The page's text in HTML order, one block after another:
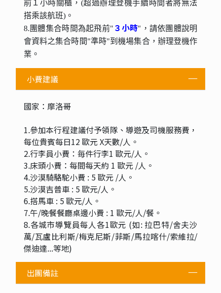
前１小時關櫃，(超過辦理登機手續時間者將無法
搭乘該航班)。
8.團體集合時間為起飛前" ３小時"，請依團體說明
會資料之集合時間"準時"到機場集合，辦理登機作
業。
小費建議
國家：摩洛哥
1.參加本行程建議付予領隊、導遊及司機服務費，
每位貴賓每日12 歐元 X天數/人。
2.行李員小費：毎件行李1 歐元/人。
3.床頭小費：每間每天約 1 歐元 /人。
4.沙漠騎駱駝小費 : 5 歐元 /人。
5.沙漠吉普車 : 5 歐元/人。
6.搭馬車 : 5 歐元/人。
7.午/晚餐餐廳桌邊小費 : 1 歐元/人/餐。
8.各城市導覽員每人各1歐元 (如: 拉巴特/舍夫沙
萬/瓦盧比利斯/梅克尼斯/菲斯/馬拉喀什/索維拉/
傑迪達...等地)
出團備註